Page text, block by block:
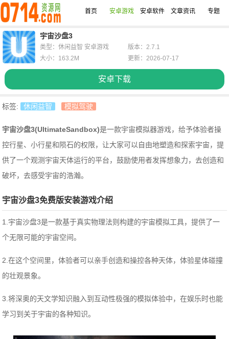
首页 安卓游戏 安卓软件 文章资讯 专题
宇宙沙盘3
安卓下载
类型：休闲益智 安卓游戏
版本：2.7.1
大小：163.2M
更新：2026-07-17
标签: 休闲益智 模拟驾驶
宇宙沙盘3(UltimateSandbox)是一款宇宙模拟器游戏，给予体验者操
控行星、小行星和陨石的权限，让大家可以自由地塑造和探索宇宙，提
供了一个观测宇宙天体运行的平台，鼓励使用者发挥想象力，去创造和
破坏，去感受宇宙的浩瀚。
宇宙沙盘3免费版安装游戏介绍
1.宇宙沙盘3是一款基于真实物理法则构建的宇宙模拟工具，提供了一
个无限可能的宇宙空间。
2.在这个空间里，体验者可以亲手创造和操控各种天体，体验星体碰撞
的壮观景象。
3.将深奥的天文学知识融入到互动性极强的模拟体验中，在娱乐时也能
学习到关于宇宙的各种知识。